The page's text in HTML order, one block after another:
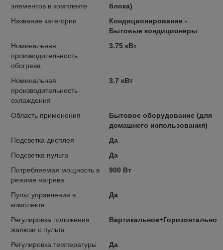
элементов в комплекте
блока)
Название категории
Кондиционирование -
Бытовые кондиционеры
Номинальная
производительность
обогрева
3.75 кВт
Номинальная
производительность
охлаждения
3.7 кВт
Область применения
Бытовое оборудование (для
домашнего использования)
Подсветка дисплея
Да
Подсветка пульта
Да
Потребляемая мощность в
режиме нагрева
900 Вт
Пульт управления в
комплекте
Да
Регулировка положения
жалюзи с пульта
Вертикальное+Горизонтальное
Регулировка температуры
Да